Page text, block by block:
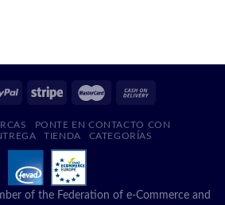
PONTE EN CONTACTO CON
TIENDA CATEGORÍAS
of the Federation of e-Commerce and